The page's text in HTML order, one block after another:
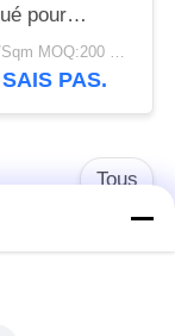
pour
35-50 USD/Sqm MOQ:200 mètres carrés
PAS.
Tous
structure